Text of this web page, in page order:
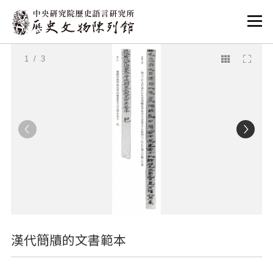
:::
:::
1/ 3
漢代簡牘的文書範本